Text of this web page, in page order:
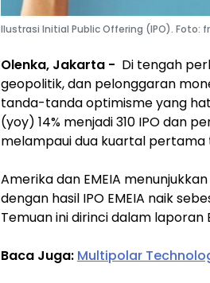
Ilustrasi Initial Public Offering (IPO). Foto:
Olenka, Jakarta - Di tengah
geopolitik, dan pelonggaran
tanda-tanda optimisme yang
(yoy) 14% menjadi 310 IPO dan
melampaui dua kuartal pertama
Amerika dan EMEIA
dengan hasil IPO EMEIA naik
Temuan ini dirinci dalam laporan
Baca Juga: Multipolar